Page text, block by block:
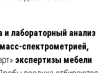
и лабораторный анализ
спектрометрией,
экспертизы мебели